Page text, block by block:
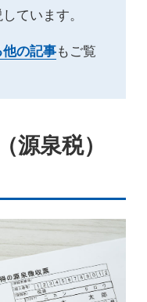
ています。
他の記事もご覧
源泉税）